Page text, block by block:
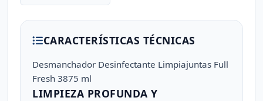
CARACTERÍSTICAS TÉCNICAS
Desmanchador Desinfectante Limpiajuntas Full
Fresh 3875 ml
LIMPIEZA PROFUNDA Y